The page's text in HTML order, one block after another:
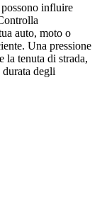
influire
auto, moto o
Una pressione
la tenuta di strada,
degli